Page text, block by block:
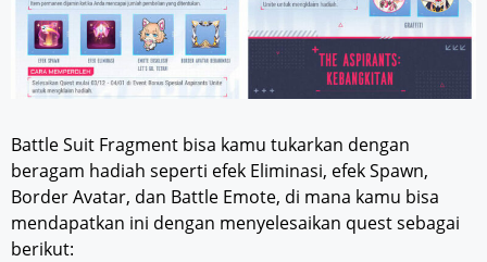
Battle Suit Fragment bisa kamu tukarkan dengan
beragam hadiah seperti efek Eliminasi, efek Spawn,
Border Avatar, dan Battle Emote, di mana kamu bisa
mendapatkan ini dengan menyelesaikan quest sebagai
berikut: